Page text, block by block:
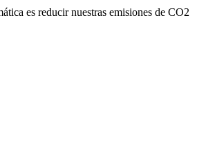
es reducir nuestras emisiones de CO2